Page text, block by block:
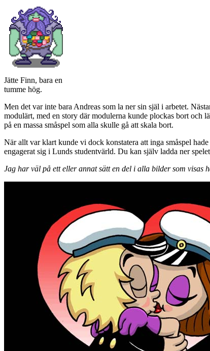
Jätte Finn, bara en
tumme hög.
Men det var inte bara Andreas som la ner sin själ i arbetet.
modulärt, med en story där modulerna kunde plockas bort och
på en massa småspel som alla skulle gå att skala bort.
När allt var klart kunde vi dock konstatera att inga småspel
engagerat sig i Lunds studentvärld. Du kan själv ladda ner
Jag har väl på ett eller annat sätt en del i alla bilder som visas